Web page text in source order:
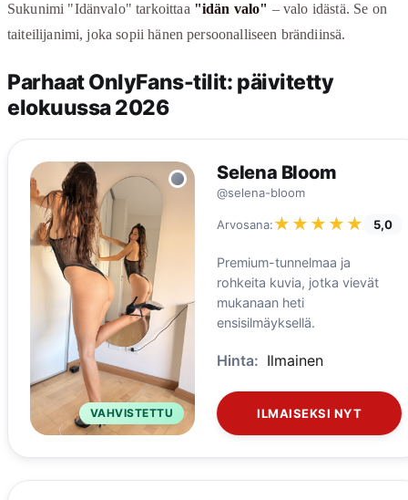
Sukunimi "Idänvalo" tarkoittaa "idän valo" – valo idästä. Se on
taiteilijanimi, joka sopii hänen persoonalliseen brändiinsä.
Parhaat OnlyFans-tilit: päivitetty
elokuussa 2026
VAHVISTETTU
Selena Bloom
@selena-bloom
Arvosana:★★★★★
★★★★★ 5,0
Premium-tunnelmaa ja
rohkeita kuvia, jotka vievät
mukanaan heti
ensisilmäyksellä.
Hinta: Ilmainen
ILMAISEKSI NYT